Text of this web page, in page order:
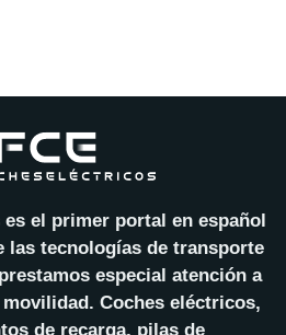
el primer portal en español
las tecnologías de transporte
especial atención a
Coches eléctricos,
de recarga, pilas de